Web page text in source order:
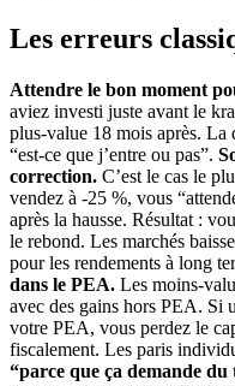
Les erreurs
Attendre le bon moment
aviez investi juste avant le
plus-value 18 mois après. La
“est-ce que j’entre ou pas”.
correction. C’est le cas le
vendez à -25 %, vous
après la hausse. Résultat :
le rebond. Les marchés
pour les rendements à long
dans le PEA. Les moins-
avec des gains hors PEA. Si
votre PEA, vous perdez le
fiscalement. Les paris
“parce que ça demande du